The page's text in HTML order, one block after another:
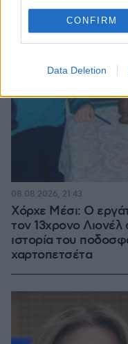
CONFIRM
Data Deletion
Χόρχε Μέσι: Ο
τον 13χρονο Λιονέλ
ιστορία του
χαρτοπετσέτα
08.08.2026, 21:43